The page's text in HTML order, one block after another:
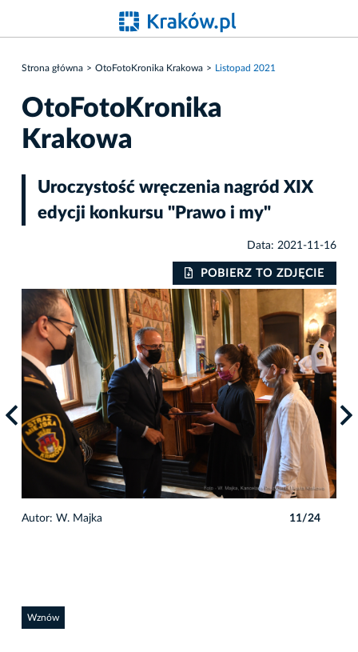
Strona główna OtoFotoKronika Krakowa Listopad 2021
OtoFotoKronika
Krakowa
Uroczystość wręczenia nagród XIX
edycji konkursu "Prawo i my"
Data: 2021-11-16
POBIERZ TO ZDJĘCIE
Autor: W. Majka 11/24
Wznów